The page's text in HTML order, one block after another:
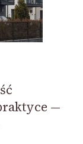
—